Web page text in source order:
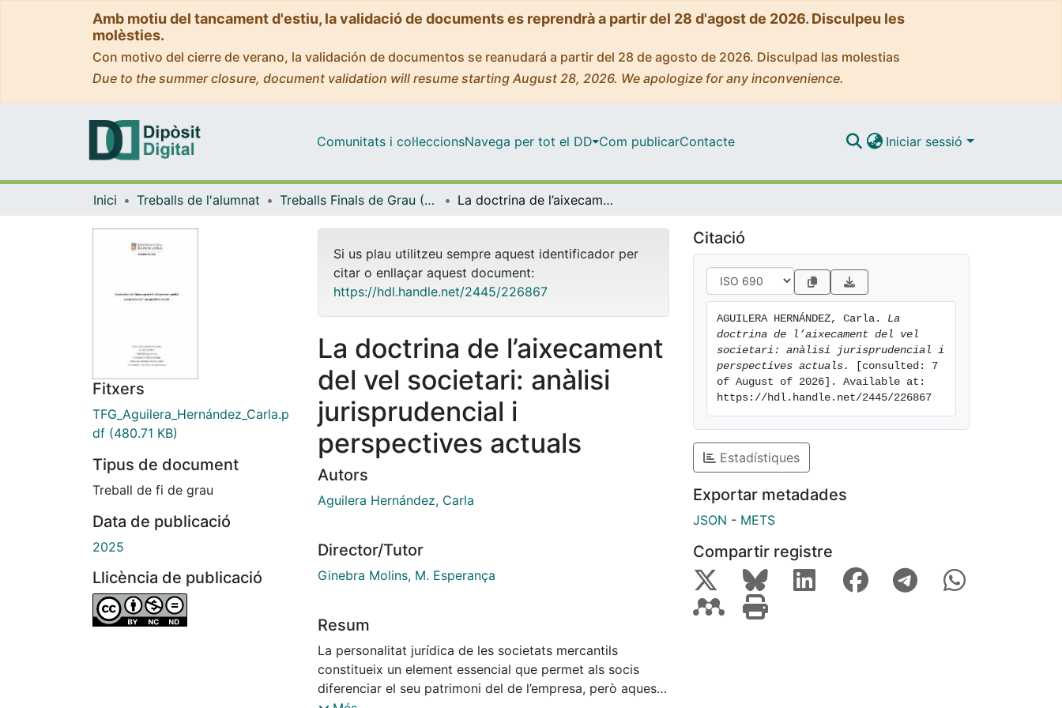
Amb motiu del tancament d'estiu, la validació de documents es reprendrà a partir del 28 d'agost de 2026. Disculpeu les
molèsties.
Con motivo del cierre de verano, la validación de documentos se reanudará a partir del 28 de agosto de 2026. Disculpad las molestias
Due to the summer closure, document validation will resume starting August 28, 2026. We apologize for any inconvenience.
Comunitats i col·leccionsNavega per tot el DD Com publicarContacte Iniciar sessió
Inici Treballs de l'alumnat Treballs Finals de Grau (TFG) - Dret La doctrina de l’aixecament del vel societari: anàlisi jurisprudencial i perspectives actuals
Fitxers
TFG_Aguilera_Hernández_Carla.p
df (480.71 KB)
Tipus de document
Treball de fi de grau
Data de publicació
2025
Llicència de publicació
Si us plau utilitzeu sempre aquest identificador per
citar o enllaçar aquest document:
https://hdl.handle.net/2445/226867
La doctrina de l’aixecament
del vel societari: anàlisi
jurisprudencial i
perspectives actuals
Autors
Aguilera Hernández, Carla
Director/Tutor
Ginebra Molins, M. Esperança
Resum
La personalitat jurídica de les societats mercantils
constitueix un element essencial que permet als socis
diferenciar el seu patrimoni del de l’empresa, però aquest
Citació
AGUILERA HERNÁNDEZ, Carla. La
doctrina de l’aixecament del vel
societari: anàlisi jurisprudencial i
perspectives actuals.
[consulted: 7
of August of 2026]. Available at:
https://hdl.handle.net/2445/226867
Estadístiques
Exportar metadades
JSON - METS
Compartir registre